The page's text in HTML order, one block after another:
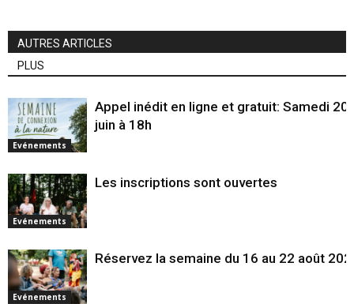
AUTRES ARTICLES
PLUS
Evénements
Appel inédit en ligne et gratuit: Samedi 20
juin à 18h
Evénements
Les inscriptions sont ouvertes
Evénements
Réservez la semaine du 16 au 22 août